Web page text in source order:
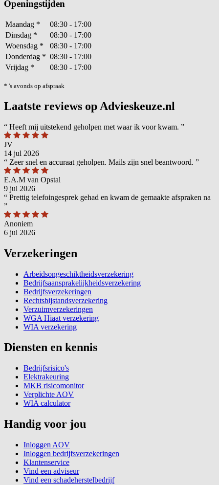
Openingstijden
Maandag *
08:30 - 17:00
Dinsdag *
08:30 - 17:00
Woensdag *
08:30 - 17:00
Donderdag * 08:30 - 17:00
Vrijdag * 08:30 - 17:00
* 's avonds op afspraak
Laatste reviews op Advieskeuze.nl
“ Heeft mij uitstekend geholpen met waar ik voor kwam. ”
JV
14 jul 2026
“ Zeer snel en accuraat geholpen. Mails zijn snel beantwoord. ”
E.A.M van Opstal
9 jul 2026
“ Prettig telefoingesprek gehad en kwam de gemaakte afspraken na
”
Anoniem
6 jul 2026
Verzekeringen
Arbeidsongeschiktheidsverzekering
Bedrijfsaansprakelijkheidsverzekering
Bedrijfsverzekeringen
Rechtsbijstandsverzekering
Verzuimverzekeringen
WGA Hiaat verzekering
WIA verzekering
Diensten en kennis
Bedrijfsrisico's
Elektrakeuring
MKB risicomonitor
Verplichte AOV
WIA calculator
Handig voor jou
Inloggen AOV
Inloggen bedrijfsverzekeringen
Klantenservice
Vind een adviseur
Vind een schadeherstelbedrijf